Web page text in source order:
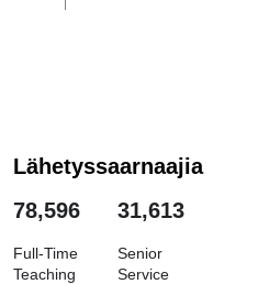
Lähetyssaarnaajia
78,596
Full-Time
Teaching
31,613
Senior
Service